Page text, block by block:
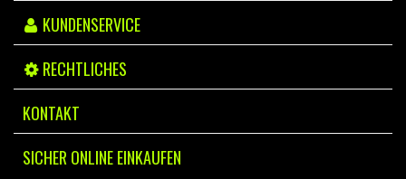
KUNDENSERVICE
RECHTLICHES
KONTAKT
SICHER ONLINE EINKAUFEN